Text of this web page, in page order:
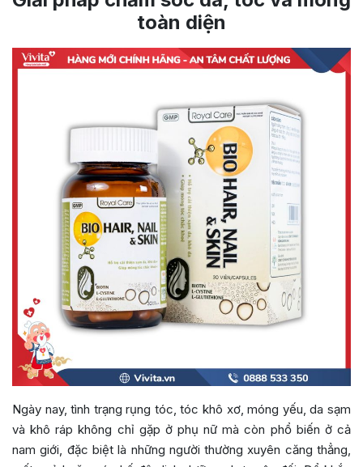
toàn diện
Ngày nay, tình trạng rụng tóc, tóc khô xơ, móng yếu, da sạm
và khô ráp không chỉ gặp ở phụ nữ mà còn phổ biến ở cả
nam giới, đặc biệt là những người thường xuyên căng thẳng,